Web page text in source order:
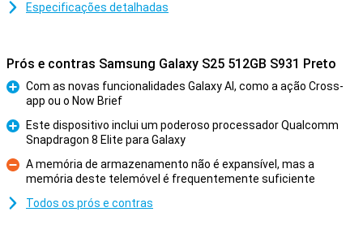
Especificações detalhadas
Prós e contras Samsung Galaxy S25 512GB S931 Preto
Prós
Com as novas funcionalidades Galaxy AI, como a ação Cross-
app ou o Now Brief
Prós
Este dispositivo inclui um poderoso processador Qualcomm
Snapdragon 8 Elite para Galaxy
Contras
A memória de armazenamento não é expansível, mas a
memória deste telemóvel é frequentemente suficiente
Todos os prós e contras